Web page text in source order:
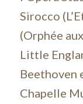
Sirocco
(Orphée
Little
Beethoven
Chapelle